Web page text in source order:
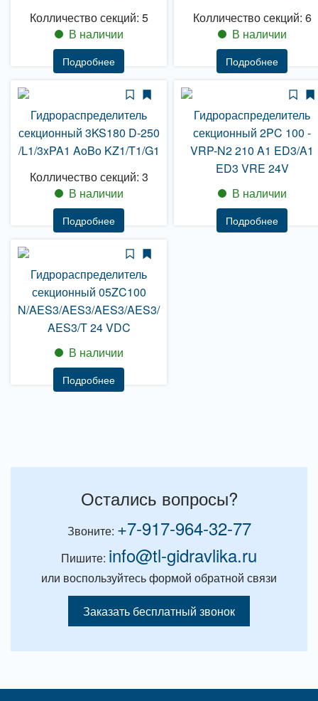
Колличество секций: 5
В наличии
Подробнее
Колличество секций: 6
В наличии
Подробнее
Гидрораспределитель
секционный 3KS180 D-250
/L1/3xPA1 AoBo KZ1/T1/G1
Колличество секций: 3
В наличии
Подробнее
Гидрораспределитель
секционный 2PC 100 -
VRP-N2 210 A1 ED3/A1
ED3 VRE 24V
В наличии
Подробнее
Гидрораспределитель
секционный 05ZC100
N/AES3/AES3/AES3/AES3/
AES3/T 24 VDC
В наличии
Подробнее
Остались вопросы?
Звоните: +7-917-964-32-77
Пишите: info@tl-gidravlika.ru
или воспользуйтесь формой обратной связи
Заказать бесплатный звонок